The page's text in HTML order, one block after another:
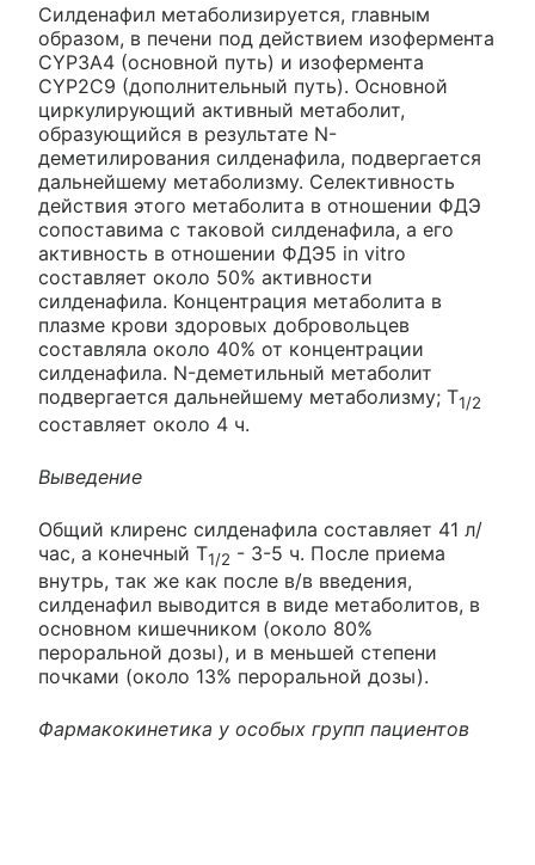
Силденафил метаболизируется, главным
образом, в печени под действием изофермента
CYP3A4 (основной путь) и изофермента
CYP2C9 (дополнительный путь). Основной
циркулирующий активный метаболит,
образующийся в результате N-
деметилирования силденафила, подвергается
дальнейшему метаболизму. Селективность
действия этого метаболита в отношении ФДЭ
сопоставима с таковой силденафила, а его
активность в отношении ФДЭ5 in vitro
составляет около 50% активности
силденафила. Концентрация метаболита в
плазме крови здоровых добровольцев
составляла около 40% от концентрации
силденафила. N-деметильный метаболит
подвергается дальнейшему метаболизму; Т1/2
составляет около 4 ч.
Выведение
Общий клиренс силденафила составляет 41 л/
час, а конечный Т1/2 - 3-5 ч. После приема
внутрь, так же как после в/в введения,
силденафил выводится в виде метаболитов, в
основном кишечником (около 80%
пероральной дозы), и в меньшей степени
почками (около 13% пероральной дозы).
Фармакокинетика у особых групп пациентов